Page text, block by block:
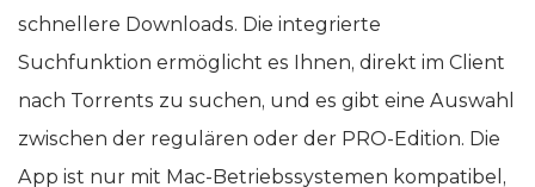
schnellere Downloads. Die integrierte
Suchfunktion ermöglicht es Ihnen, direkt im Client
nach Torrents zu suchen, und es gibt eine Auswahl
zwischen der regulären oder der PRO-Edition. Die
App ist nur mit Mac-Betriebssystemen kompatibel,